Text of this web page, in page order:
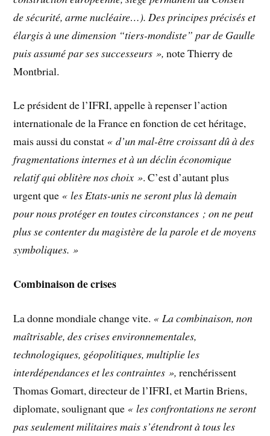
de sécurité, arme nucléaire…). Des principes précisés et
élargis à une dimension “tiers-mondiste” par de Gaulle
puis assumé par ses successeurs », note Thierry de
Montbrial.
Le président de l’IFRI, appelle à repenser l’action
internationale de la France en fonction de cet héritage,
mais aussi du constat « d’un mal-être croissant dû à des
fragmentations internes et à un déclin économique
relatif qui oblitère nos choix ». C’est d’autant plus
urgent que « les Etats-unis ne seront plus là demain
pour nous protéger en toutes circonstances ; on ne peut
plus se contenter du magistère de la parole et de moyens
symboliques. »
Combinaison de crises
La donne mondiale change vite. « La combinaison, non
maîtrisable, des crises environnementales,
technologiques, géopolitiques, multiplie les
interdépendances et les contraintes », renchérissent
Thomas Gomart, directeur de l’IFRI, et Martin Briens,
diplomate, soulignant que « les confrontations ne seront
pas seulement militaires mais s’étendront à tous les